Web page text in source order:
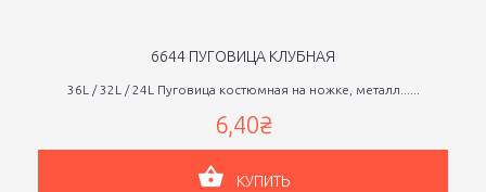
6644 ПУГОВИЦА КЛУБНАЯ
36L / 32L / 24L Пуговица костюмная на ножке, металл......
6,40₴
КУПИТЬ